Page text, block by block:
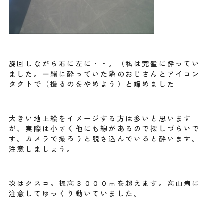
旋回しながら右に左に・・。（私は完璧に酔ってい
ました。一緒に酔っていた隣のおじさんとアイコン
タクトで（撮るのをやめよう）と諦めました
大きい地上絵をイメージする方は多いと思います
が、実際は小さく他にも線があるので探しづらいで
す。カメラで撮ろうと覗き込んでいると酔います。
注意しましょう。
次はクスコ。標高３０００ｍを超えます。高山病に
注意してゆっくり動いていました。